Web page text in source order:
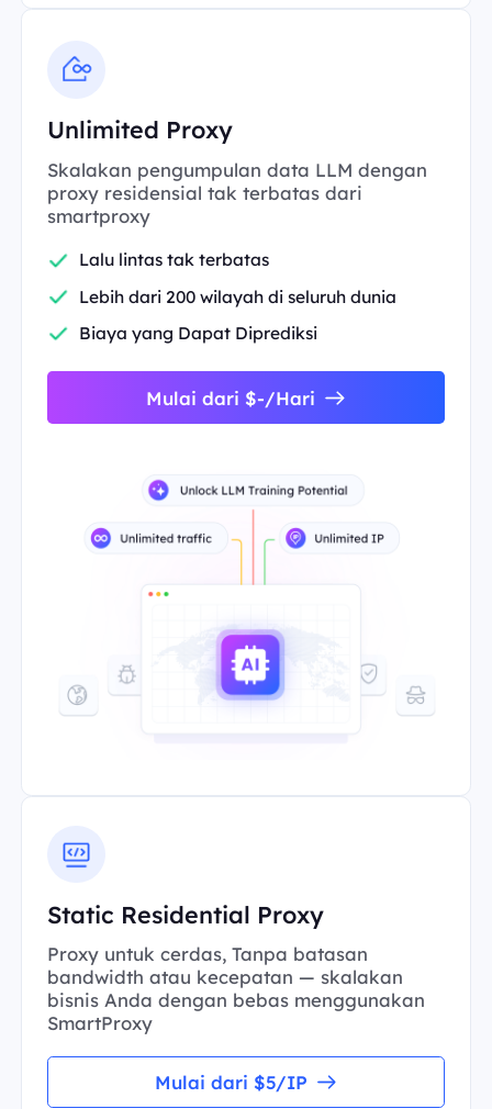
Unlimited Proxy
Skalakan pengumpulan data LLM dengan
proxy residensial tak terbatas dari
smartproxy
Lalu lintas tak terbatas
Lebih dari 200 wilayah di seluruh dunia
Biaya yang Dapat Diprediksi
Mulai dari $-/Hari
Static Residential Proxy
Proxy untuk cerdas, Tanpa batasan
bandwidth atau kecepatan — skalakan
bisnis Anda dengan bebas menggunakan
SmartProxy
Mulai dari $5/IP